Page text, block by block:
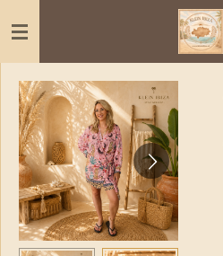
direct
naar
de
hoofdinhoud